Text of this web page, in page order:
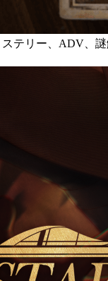
テリー、ADV、謎